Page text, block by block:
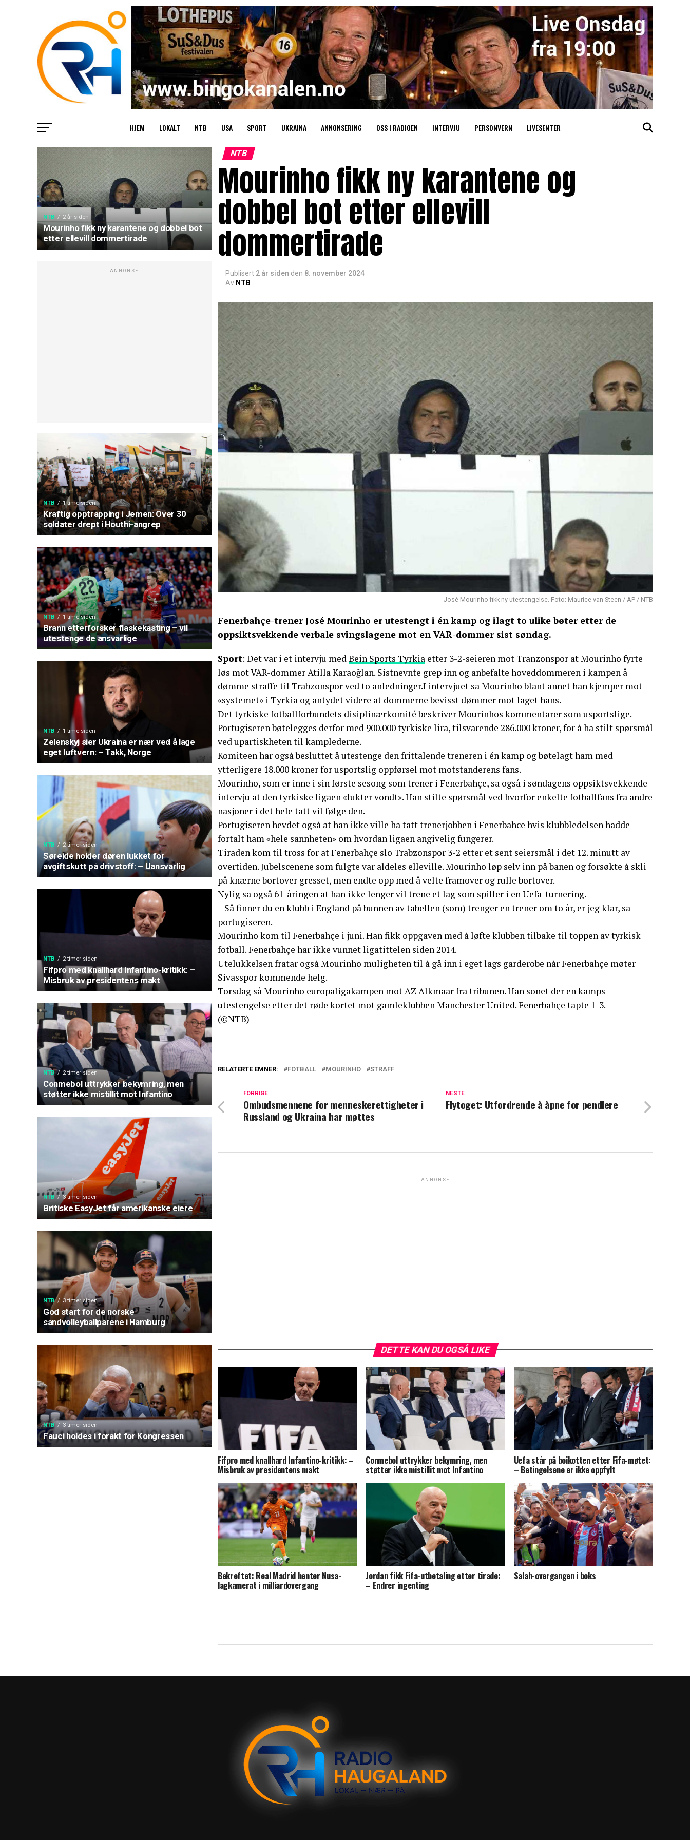
HJEM LOKALT NTB USA SPORT UKRAINA ANNONSERING OSS I RADIOEN INTERVJU PERSONVERN LIVESENTER
NTB 2 år siden
Mourinho fikk ny karantene og dobbel bot
etter ellevill dommertirade
ANNONSE
NTB 1 time siden
Kraftig opptrapping i Jemen: Over 30
soldater drept i Houthi-angrep
NTB 1 time siden
Brann etterforsker flaskekasting – vil
utestenge de ansvarlige
NTB 1 time siden
Zelenskyj sier Ukraina er nær ved å lage
eget luftvern: – Takk, Norge
NTB 2 timer siden
Søreide holder døren lukket for
avgiftskutt på drivstoff: – Uansvarlig
NTB 2 timer siden
Fifpro med knallhard Infantino-kritikk: –
Misbruk av presidentens makt
NTB 2 timer siden
Conmebol uttrykker bekymring, men
støtter ikke mistillit mot Infantino
NTB 3 timer siden
Britiske EasyJet får amerikanske eiere
NTB 3 timer siden
God start for de norske
sandvolleyballparene i Hamburg
NTB 3 timer siden
Fauci holdes i forakt for Kongressen
NTB
Mourinho fikk ny karantene og
dobbel bot etter ellevill
dommertirade
Publisert 2 år siden den 8. november 2024
Av NTB
José Mourinho fikk ny utestengelse. Foto: Maurice van Steen / AP / NTB
Fenerbahçe-trener José Mourinho er utestengt i én kamp og ilagt to ulike bøter etter de
oppsiktsvekkende verbale svingslagene mot en VAR-dommer sist søndag.
Sport: Det var i et intervju medBein Sports Tyrkia etter 3-2-seieren mot Tranzonspor at Mourinho fyrte
løs mot VAR-dommer Atilla Karaoğlan. Sistnevnte grep inn og anbefalte hoveddommeren i kampen å
dømme straffe til Trabzonspor ved to anledninger.I intervjuet sa Mourinho blant annet han kjemper mot
«systemet» i Tyrkia og antydet videre at dommerne bevisst dømmer mot laget hans.
Det tyrkiske fotballforbundets disiplinærkomité beskriver Mourinhos kommentarer som usportslige.
Portugiseren bøtelegges derfor med 900.000 tyrkiske lira, tilsvarende 286.000 kroner, for å ha stilt spørsmål
ved upartiskheten til kamplederne.
Komiteen har også besluttet å utestenge den frittalende treneren i én kamp og bøtelagt ham med
ytterligere 18.000 kroner for usportslig oppførsel mot motstanderens fans.
Mourinho, som er inne i sin første sesong som trener i Fenerbahçe, sa også i søndagens oppsiktsvekkende
intervju at den tyrkiske ligaen «lukter vondt». Han stilte spørsmål ved hvorfor enkelte fotballfans fra andre
nasjoner i det hele tatt vil følge den.
Portugiseren hevdet også at han ikke ville ha tatt trenerjobben i Fenerbahce hvis klubbledelsen hadde
fortalt ham «hele sannheten» om hvordan ligaen angivelig fungerer.
Tiraden kom til tross for at Fenerbahçe slo Trabzonspor 3-2 etter et sent seiersmål i det 12. minutt av
overtiden. Jubelscenene som fulgte var aldeles elleville. Mourinho løp selv inn på banen og forsøkte å skli
på knærne bortover gresset, men endte opp med å velte framover og rulle bortover.
Nylig sa også 61-åringen at han ikke lenger vil trene et lag som spiller i en Uefa-turnering.
– Så finner du en klubb i England på bunnen av tabellen (som) trenger en trener om to år, er jeg klar, sa
portugiseren.
Mourinho kom til Fenerbahçe i juni. Han fikk oppgaven med å løfte klubben tilbake til toppen av tyrkisk
fotball. Fenerbahçe har ikke vunnet ligatittelen siden 2014.
Utelukkelsen fratar også Mourinho muligheten til å gå inn i eget lags garderobe når Fenerbahçe møter
Sivasspor kommende helg.
Torsdag så Mourinho europaligakampen mot AZ Alkmaar fra tribunen. Han sonet der en kamps
utestengelse etter det røde kortet mot gamleklubben Manchester United. Fenerbahçe tapte 1-3.
(©NTB)
RELATERTE EMNER: FOTBALL MOURINHO STRAFF
NESTE
Flytoget: Utfordrende å åpne for pendlere
FORRIGE
Ombudsmennene for menneskerettigheter i
Russland og Ukraina har møttes
ANNONSE
DETTE KAN DU OGSÅ LIKE
Fifpro med knallhard Infantino-kritikk: –
Misbruk av presidentens makt
Conmebol uttrykker bekymring, men
støtter ikke mistillit mot Infantino
Uefa står på boikotten etter Fifa-møtet:
– Betingelsene er ikke oppfylt
Bekreftet: Real Madrid henter Nusa-
lagkamerat i milliardovergang
Jordan fikk Fifa-utbetaling etter tirade:
– Endrer ingenting
Salah-overgangen i boks